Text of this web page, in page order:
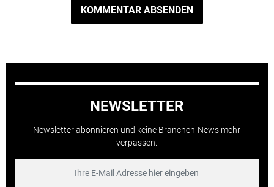
KOMMENTAR ABSENDEN
NEWSLETTER
Newsletter abonnieren und keine Branchen-News mehr
verpassen.